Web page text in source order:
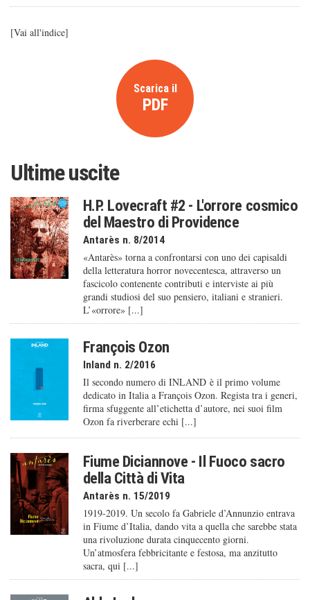
[Vai all'indice]
Scarica il
PDF
Ultime uscite
H.P. Lovecraft #2 - L'orrore cosmico
del Maestro di Providence
Antarès n. 8/2014
«Antarès» torna a confrontarsi con uno dei capisaldi
della letteratura horror novecentesca, attraverso un
fascicolo contenente contributi e interviste ai più
grandi studiosi del suo pensiero, italiani e stranieri.
L’«orrore» [...]
François Ozon
Inland n. 2/2016
Il secondo numero di INLAND è il primo volume
dedicato in Italia a François Ozon. Regista tra i generi,
firma sfuggente all’etichetta d’autore, nei suoi film
Ozon fa riverberare echi [...]
Fiume Diciannove - Il Fuoco sacro
della Città di Vita
Antarès n. 15/2019
1919-2019. Un secolo fa Gabriele d’Annunzio entrava
in Fiume d’Italia, dando vita a quella che sarebbe stata
una rivoluzione durata cinquecento giorni.
Un’atmosfera febbricitante e festosa, ma anzitutto
sacra, qui [...]